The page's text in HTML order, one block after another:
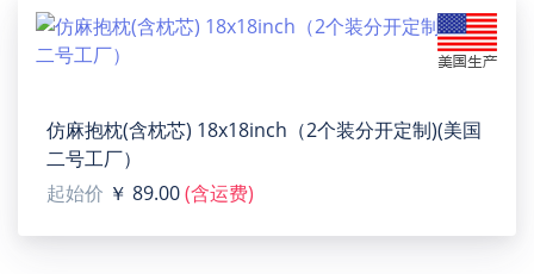
multiple sizes. Wipe with damp cloth or wash, saving
time for pet owners.
decoration and pet eating areas.
【Size】23.62"(L) x 19.69"(W).
【Washing notice】Hand wash or machine wash, wear-
仿麻抱枕(含枕芯) 18x18inch（2个装分开定制)(美国
二号工厂）
起始价 ￥ 89.00(含运费)